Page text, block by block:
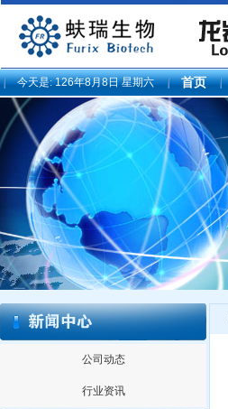
今天是:126年8月8日 星期六 首页
公司动态
行业资讯